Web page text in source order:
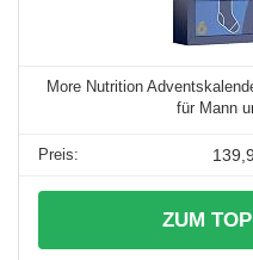
More Nutrition
für Mann
ZUM